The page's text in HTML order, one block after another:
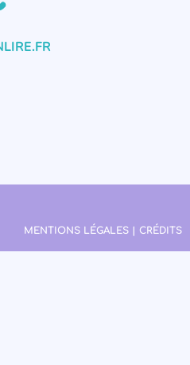
MENTIONS LÉGALES | CRÉDITS